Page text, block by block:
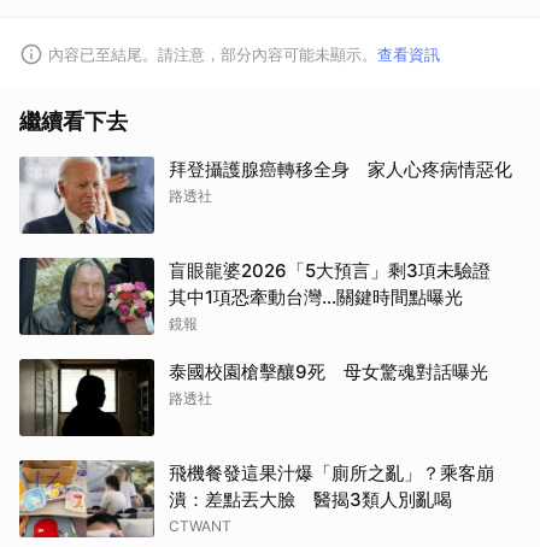
內容已至結尾。請注意，部分內容可能未顯示。 查看資訊
繼續看下去
拜登攝護腺癌轉移全身 家人心疼病情惡化
路透社
盲眼龍婆2026「5大預言」剩3項未驗證
其中1項恐牽動台灣...關鍵時間點曝光
鏡報
泰國校園槍擊釀9死 母女驚魂對話曝光
路透社
飛機餐發這果汁爆「廁所之亂」？乘客崩
潰：差點丟大臉 醫揭3類人別亂喝
CTWANT